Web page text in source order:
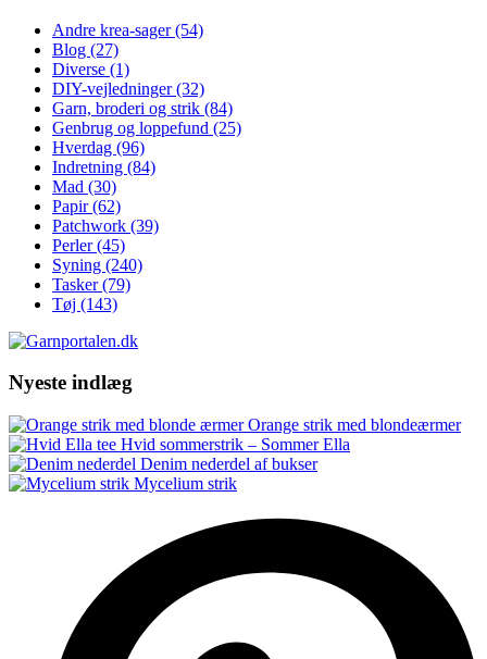
Andre krea-sager(54)
Blog (27)
Diverse (1)
DIY-vejledninger(32)
Garn, broderi og strik (84)
Genbrug og loppefund (25)
Hverdag (96)
Indretning (84)
Mad (30)
Papir(62)
Patchwork (39)
Perler(45)
Syning (240)
Tasker(79)
Tøj (143)
Nyeste indlæg
Orange strik med blondeærmer
Hvid sommerstrik – Sommer Ella
Denim nederdel af bukser
Mycelium strik